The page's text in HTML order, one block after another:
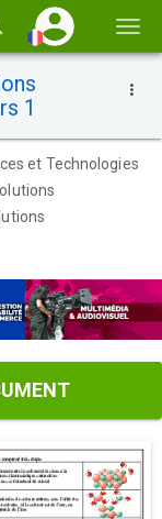
la
1
et Technologies